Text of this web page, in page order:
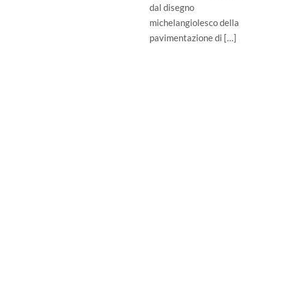
dal disegno
michelangiolesco della
pavimentazione di […]